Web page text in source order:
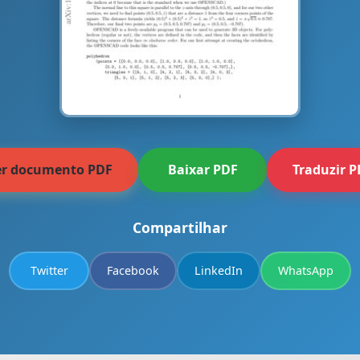
documento PDF Baixar PDF Traduzir
Compartilhar
Twitter Facebook LinkedIn WhatsApp